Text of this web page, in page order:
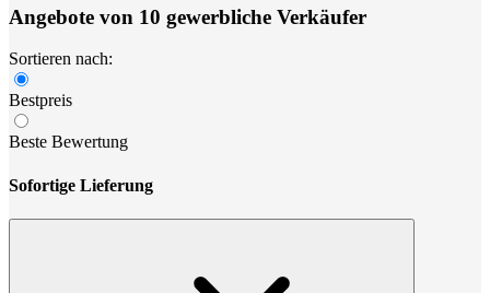
Angebote von 10 gewerbliche Verkäufer
Sortieren nach:
Bestpreis
Beste Bewertung
Sofortige Lieferung